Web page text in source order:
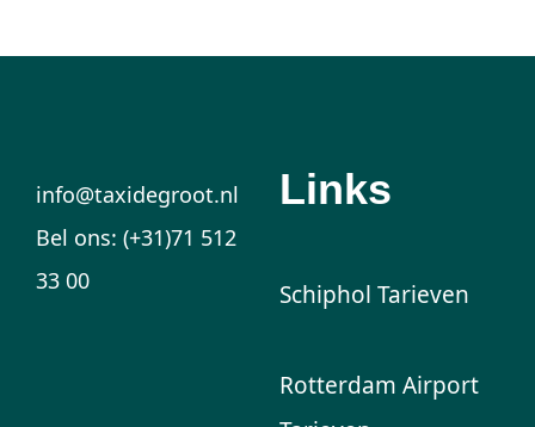
info@taxidegroot.nl
Bel ons: (+31)71 512
33 00
Links
Schiphol Tarieven
Rotterdam Airport